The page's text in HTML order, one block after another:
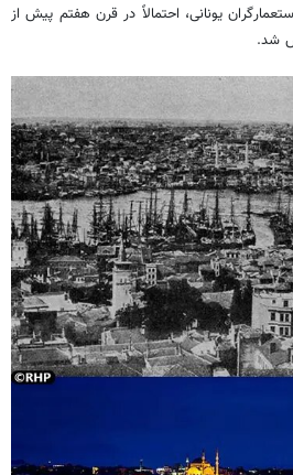
یونانی، احتمالاً در قرن هفتم پیش از
شد.